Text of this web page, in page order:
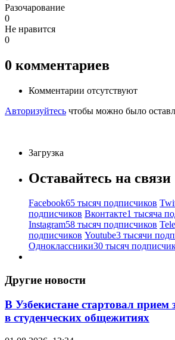
Разочарование
0
Не нравится
0
0 комментариев
Комментарии отсутствуют
Авторизуйтесь чтобы можно было
Загрузка
Оставайтесь на связи
Facebook65 тысяч подписчиков
подписчиков Вконтакте1 тысяча
Instagram58 тысяч подписчиков
подписчиков Youtube3 тысячи
Одноклассники30 тысяч
Другие новости
В Узбекистане стартовал прием
в студенческих общежитиях